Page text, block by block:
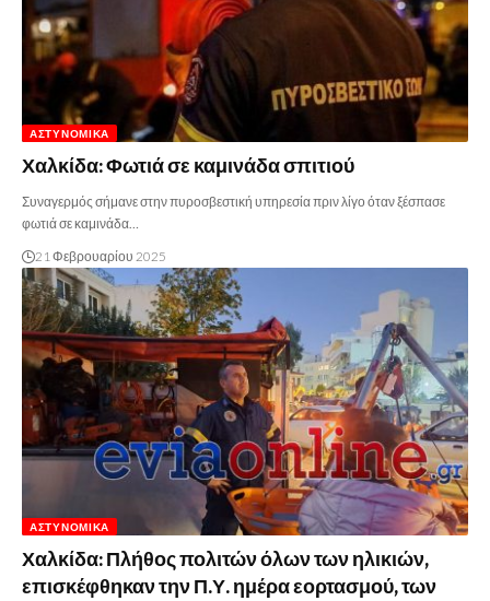
ΑΣΤΥΝΟΜΙΚΆ
Χαλκίδα: Φωτιά σε καμινάδα σπιτιού
Συναγερμός σήμανε στην πυροσβεστική υπηρεσία πριν λίγο όταν ξέσπασε
φωτιά σε καμινάδα…
21 Φεβρουαρίου 2025
ΑΣΤΥΝΟΜΙΚΆ
Χαλκίδα: Πλήθος πολιτών όλων των ηλικιών,
επισκέφθηκαν την Π.Υ. ημέρα εορτασμού, των